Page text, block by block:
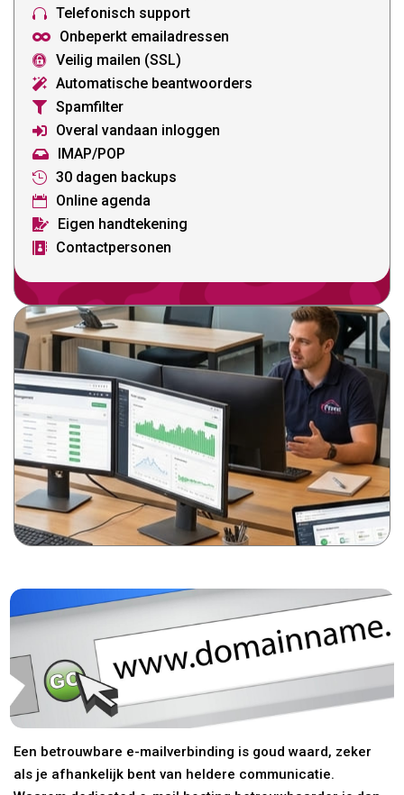
 Telefonisch support
 Onbeperkt emailadressen
 Veilig mailen (SSL)
 Automatische beantwoorders
 Spamfilter
 Overal vandaan inloggen
 IMAP/POP
 30 dagen backups
 Online agenda
 Eigen handtekening
 Contactpersonen
Een betrouwbare e-mailverbinding is goud waard, zeker
als je afhankelijk bent van heldere communicatie.